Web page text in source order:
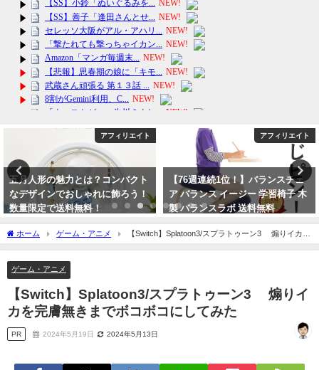
アフィリエイト
五月人形の魅力とは？コンパクト
なデザインでおしゃれに飾ろう！
数量限定で送料無料！
アフィリエイト
【76週連続1位！】バランスチェ
ア バランス イージー 学習椅子 木
製 バランスラボ 送料無料
ホーム ゲーム・アニメ
【Switch】Splatoon3/スプラトゥーン3 煽りイカを
完膚無きまでボコボコにしてみた
ゲーム・アニメ
【Switch】Splatoon3/スプラトゥーン3 煽りイ
カを完膚無きまでボコボコにしてみた
PR 2024年5月19日 2024年5月13日